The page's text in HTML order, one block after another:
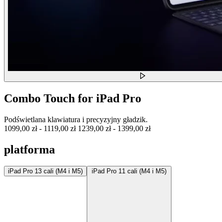
Combo Touch for iPad Pro
Podświetlana klawiatura i precyzyjny gładzik.
1099,00 zł- 1119,00 zł 1239,00 zł- 1399,00 zł
platforma
iPad Pro 13 cali (M4 i M5) iPad Pro 11 cali (M4 i M5)